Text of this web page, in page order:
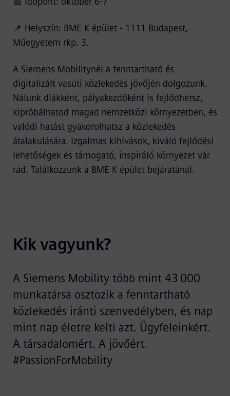
📌 Helyszín: BME K épület - 1111 Budapest,
Műegyetem rkp. 3.
A Siemens Mobilitynél a fenntartható és
digitalizált vasúti közlekedés jövőjén dolgozunk.
Nálunk diákként, pályakezdőként is fejlődhetsz,
kipróbálhatod magad nemzetközi környezetben, és
valódi hatást gyakorolhatsz a közlekedés
átalakulására. Izgalmas kihívások, kiváló fejlődési
lehetőségek és támogató, inspiráló környezet vár
rád. Találkozzunk a BME K épület bejáratánál.
Kik vagyunk?
A Siemens Mobility több mint 43 000
munkatársa osztozik a fenntartható
közlekedés iránti szenvedélyben, és nap
mint nap életre kelti azt. Ügyfeleinkért.
A társadalomért. A jövőért.
#PassionForMobility